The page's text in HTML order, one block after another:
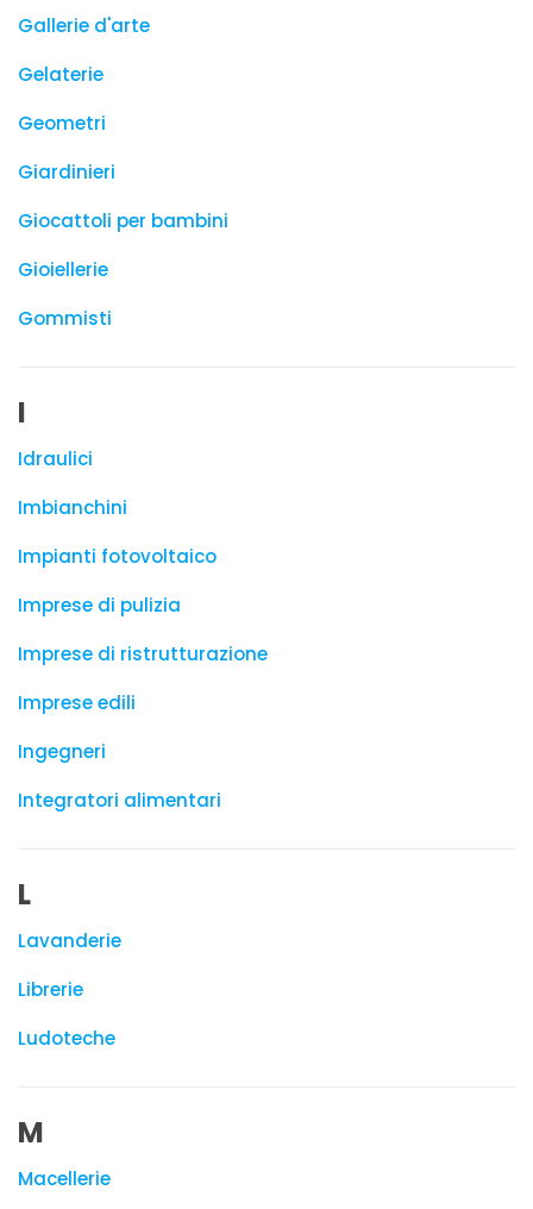
Gallerie d'arte
Gelaterie
Geometri
Giardinieri
Giocattoli per bambini
Gioiellerie
Gommisti
I
Idraulici
Imbianchini
Impianti fotovoltaico
Imprese di pulizia
Imprese di ristrutturazione
Imprese edili
Ingegneri
Integratori alimentari
L
Lavanderie
Librerie
Ludoteche
M
Macellerie